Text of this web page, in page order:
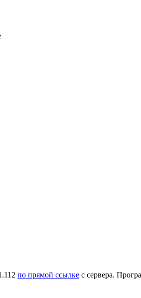
по прямой ссылке с сервера.